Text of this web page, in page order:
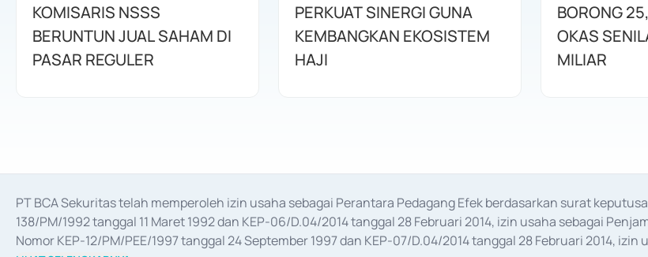
KOMISARIS NSSS
BERUNTUN JUAL SAHAM DI
PASAR REGULER
PERKUAT SINERGI GUNA
KEMBANGKAN EKOSISTEM
HAJI
BORONG
OKAS
MILIAR
PT BCA Sekuritas telah memperoleh izin usaha sebagai Perantara Pedagang Efek berdasarkan surat
138/PM/1992 tanggal 11 Maret 1992 dan KEP-06/D.04/2014 tanggal 28 Februari 2014, izin usaha sebagai
Nomor KEP-12/PM/PEE/1997 tanggal 24 September 1997 dan KEP-07/D.04/2014 tanggal 28 Februari 2014,